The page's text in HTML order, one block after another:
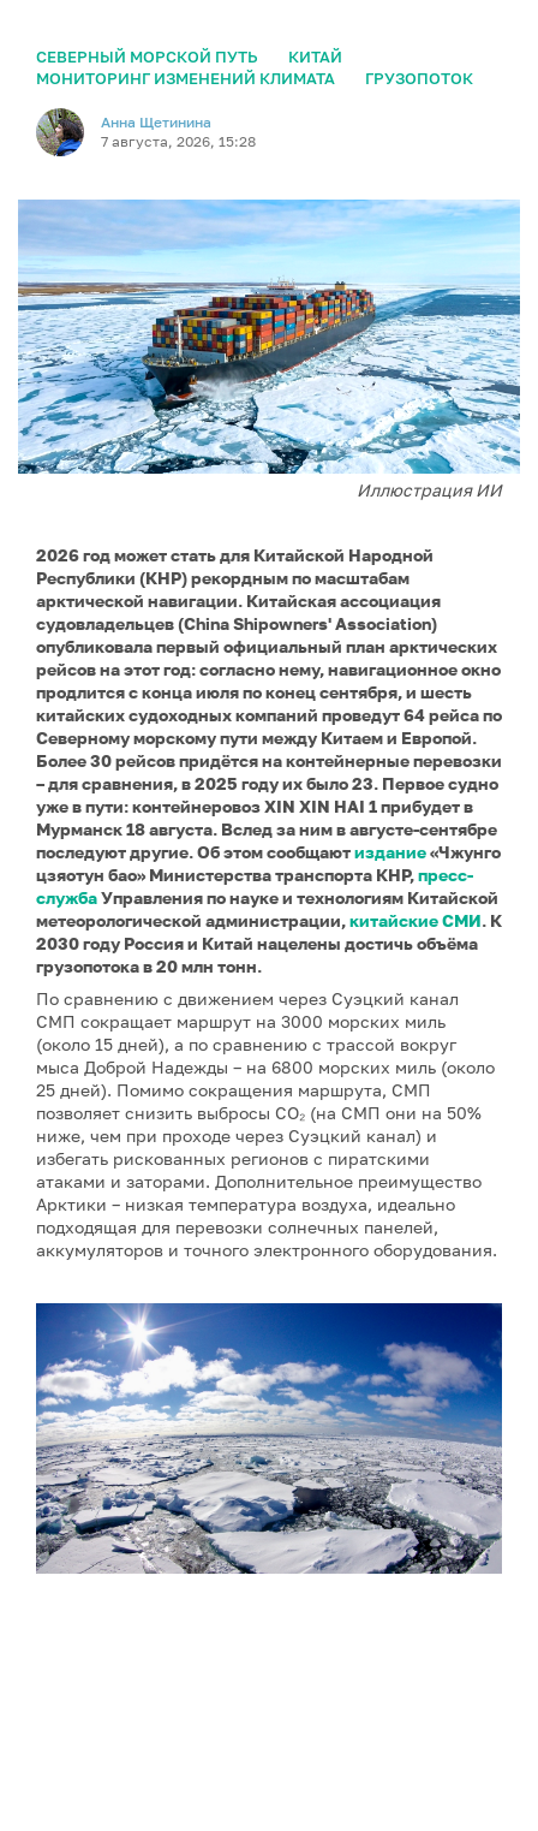
СЕВЕРНЫЙ МОРСКОЙ ПУТЬ
КИТАЙ
МОНИТОРИНГ ИЗМЕНЕНИЙ КЛИМАТА
ГРУЗОПОТОК
Анна Щетинина
7 августа, 2026, 15:28
Иллюстрация ИИ
2026 год может стать для Китайской Народной
Республики (КНР) рекордным по масштабам
арктической навигации. Китайская ассоциация
судовладельцев (China Shipowners' Association)
опубликовала первый официальный план арктических
рейсов на этот год: согласно нему, навигационное окно
продлится с конца июля по конец сентября, и шесть
китайских судоходных компаний проведут 64 рейса по
Северному морскому пути между Китаем и Европой.
Более 30 рейсов придётся на контейнерные перевозки
– для сравнения, в 2025 году их было 23. Первое судно
уже в пути: контейнеровоз XIN XIN HAI 1 прибудет в
Мурманск 18 августа. Вслед за ним в августе-сентябре
последуют другие. Об этом сообщаютиздание«Чжунго
цзяотун бао» Министерства транспорта КНР,пресс-
службаУправления по науке и технологиям Китайской
метеорологической администрации,китайские СМИ. К
2030 году Россия и Китай нацелены достичь объёма
грузопотока в 20 млн тонн.
По сравнению с движением через Суэцкий канал
СМП сокращает маршрут на 3000 морских миль
(около 15 дней), а по сравнению с трассой вокруг
мыса Доброй Надежды – на 6800 морских миль (около
25 дней). Помимо сокращения маршрута, СМП
позволяет снизить выбросы CO₂ (на СМП они на 50%
ниже, чем при проходе через Суэцкий канал) и
избегать рискованных регионов с пиратскими
атаками и заторами. Дополнительное преимущество
Арктики – низкая температура воздуха, идеально
подходящая для перевозки солнечных панелей,
аккумуляторов и точного электронного оборудования.